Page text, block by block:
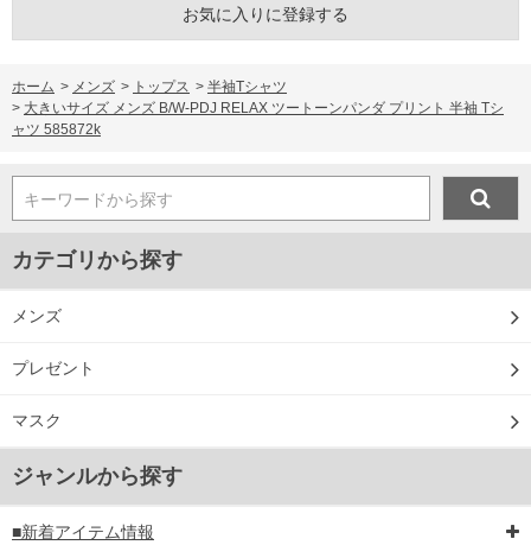
お気に入りに登録する
ホーム > メンズ > トップス > 半袖Tシャツ
> 大きいサイズ メンズ B/W-PDJ RELAX ツートーンパンダ プリント 半袖 Tシ
ャツ 585872k
キーワードから探す
カテゴリから探す
メンズ
プレゼント
マスク
ジャンルから探す
■新着アイテム情報